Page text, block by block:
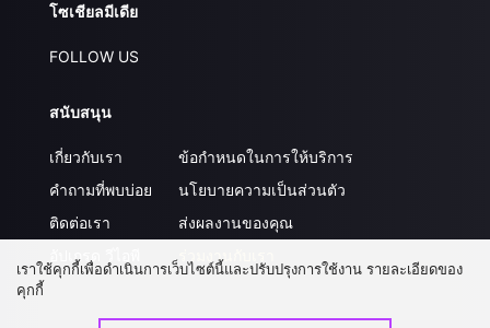
โซเชียลมีเดีย
FOLLOW US
สนับสนุน
เกี่ยวกับเรา
คำถามที่พบบ่อย
ติดต่อเรา
อัปเกรด วีไอพี
ข้อกำหนดในการให้บริการ
นโยบายความเป็นส่วนตัว
ส่งผลงานของคุณ
ร่วมงานกับเรา
เราใช้คุกกี้เพื่อดำเนินการเว็บไซต์นี้และปรับปรุงการใช้งาน รายละเอียดของ
คุกกี้